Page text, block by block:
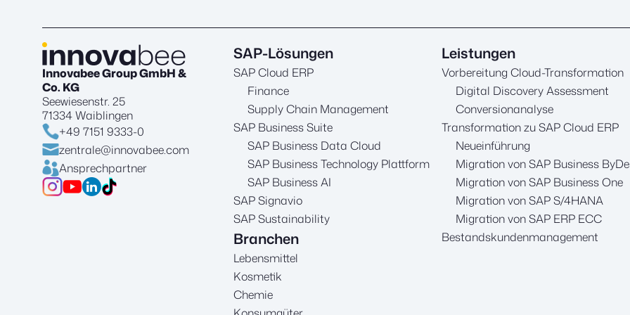
Innovabee Group GmbH &
Co. KG
Seewiesenstr. 25
71334 Waiblingen
+49 7151 9333-0
zentrale@innovabee.com
Ansprechpartner
SAP-Lösungen
SAP Cloud ERP
Finance
Supply Chain Management
SAP Business Suite
SAP Business Data Cloud
SAP Business Technology Plattform
SAP Business AI
SAP Signavio
SAP Sustainability
Branchen
Lebensmittel
Kosmetik
Chemie
Leistungen
Vorbereitung Cloud-Transformation
Digital Discovery Assessment
Conversionanalyse
Transformation zu SAP Cloud ERP
Neueinführung
Migration von SAP Business
Migration von SAP Business One
Migration von SAP S/4HANA
Migration von SAP ERP ECC
Bestandskundenmanagement